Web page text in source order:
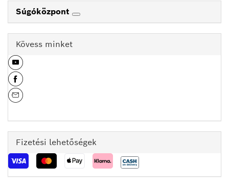
Súgóközpont
Kövess minket
Fizetési lehetőségek